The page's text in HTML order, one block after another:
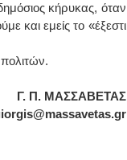
κήρυκας, όταν
και εμείς το «έξεστι
Γ. Π. ΜΑΣΣΑΒΕΤΑΣ
και ρυθμού
Βουρνάζων 2
τηλ.22510-83600